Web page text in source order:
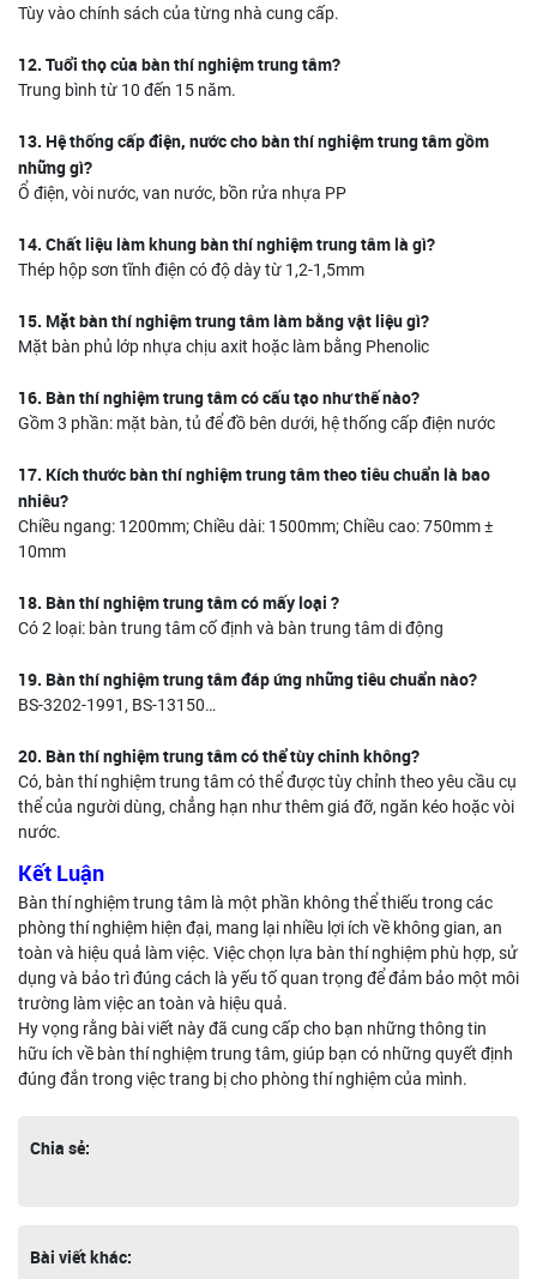
Tùy vào chính sách của từng nhà cung cấp.
12. Tuổi thọ của bàn thí nghiệm trung tâm?
Trung bình từ 10 đến 15 năm.
13. Hệ thống cấp điện, nước cho bàn thí nghiệm trung tâm gồm
những gì?
Ổ điện, vòi nước, van nước, bồn rửa nhựa PP
14. Chất liệu làm khung bàn thí nghiệm trung tâm là gì?
Thép hộp sơn tĩnh điện có độ dày từ 1,2-1,5mm
15. Mặt bàn thí nghiệm trung tâm làm bằng vật liệu gì?
Mặt bàn phủ lớp nhựa chịu axit hoặc làm bằng Phenolic
16. Bàn thí nghiệm trung tâm có cấu tạo như thế nào?
Gồm 3 phần: mặt bàn, tủ để đồ bên dưới, hệ thống cấp điện nước
17. Kích thước bàn thí nghiệm trung tâm theo tiêu chuẩn là bao
nhiêu?
Chiều ngang: 1200mm; Chiều dài: 1500mm; Chiều cao: 750mm ±
10mm
18. Bàn thí nghiệm trung tâm có mấy loại ?
Có 2 loại: bàn trung tâm cố định và bàn trung tâm di động
19. Bàn thí nghiệm trung tâm đáp ứng những tiêu chuẩn nào?
BS-3202-1991, BS-13150…
20. Bàn thí nghiệm trung tâm có thể tùy chỉnh không?
Có, bàn thí nghiệm trung tâm có thể được tùy chỉnh theo yêu cầu cụ
thể của người dùng, chẳng hạn như thêm giá đỡ, ngăn kéo hoặc vòi
nước.
Kết Luận
Bàn thí nghiệm trung tâm là một phần không thể thiếu trong các
phòng thí nghiệm hiện đại, mang lại nhiều lợi ích về không gian, an
toàn và hiệu quả làm việc. Việc chọn lựa bàn thí nghiệm phù hợp, sử
dụng và bảo trì đúng cách là yếu tố quan trọng để đảm bảo một môi
trường làm việc an toàn và hiệu quả.
Hy vọng rằng bài viết này đã cung cấp cho bạn những thông tin
hữu ích về bàn thí nghiệm trung tâm, giúp bạn có những quyết định
đúng đắn trong việc trang bị cho phòng thí nghiệm của mình.
Chia sẻ:
Bài viết khác: